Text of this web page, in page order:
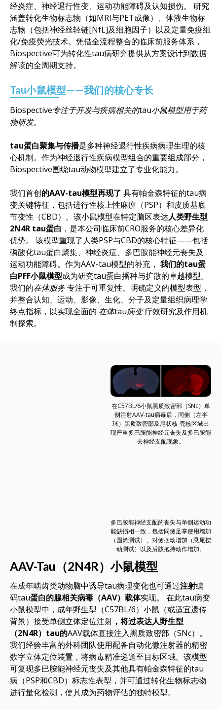
经炎症、神经退行性变、运动功能障碍及认知损伤。 研究
涵盖转化生物标志物（如MRI与PET成像）、体液生物标
志物（包括神经丝轻链[NfL]及细胞因子）以及定量免疫组
化/免疫荧光技术。凭借全流程整合的临床前服务体系，
Biospective可为转化性tau病研究提供从方案设计到数据
解读的全周期支持。
Tau小鼠模型——我们的核心专长
Biospective专注于开发与疾病相关的tau小鼠模型用于药
物研发。
tau蛋白聚集与传播是多种神经退行性疾病病理生理的核
心机制。作为神经退行性疾病模型组合的重要组成部分，
Biospective围绕tau动物模型建立了专业化能力。
我们首创的AAV-tau模型再现了 具有帕金森特征的tau病
变关键特征，包括进行性核上性麻痹（PSP）和皮质基底
节变性（CBD）。该小鼠模型在特定脑区表达人类野生型
2N4R tau蛋白 ，是本公司临床前CRO服务的核心差异化
优势。 该模型重现了人类PSP与CBD的核心特征——包括
磷酸化tau蛋白聚集、神经炎症、多巴胺能神经元丧失及
运动功能障碍。作为AAV-tau模型的补充， 我们的tau蛋
白PFF小鼠模型成为研究tau蛋白播种与扩散的卓越模型。
我们的在体服务专注于可重复性、明确定义的模型表型，
并整合认知、运动、影像、生化、分子及定量组织病理学
终点指标，以实现全面的 在体tau病变疗效研究及作用机
制探索。
在C57BL/6小鼠黑质致密部（SNc）单
侧注射AAV-tau病毒后，同侧（左半
球）黑质致密部及尾状核-壳核区域出
现严重多巴胺能神经元丧失及多巴胺能
去神经支配现象。
多巴胺能神经支配的丧失与单侧运动功
能缺损相一致，包括同侧足掌使用增加
（圆筒测试）、对侧摆动增加（悬尾摆
动测试）以及后肢抱持动作增加。
AAV-Tau（2N4R）小鼠模型
在成年啮齿类动物脑中诱导tau病理变化也可通过注射编
码tau蛋白的腺相关病毒（AAV）载体实现。 在此tau病变
小鼠模型中，成年野生型（C57BL/6）小鼠（或适宜遗传
背景）接受单侧立体定位注射 ，将过表达人野生型
（2N4R）tau的AAV载体直接注入黑质致密部（SNc）。
我们经验丰富的外科团队使用配备自动化微注射器的精密
数字立体定位装置，将病毒精准递送至目标区域。该模型
可复现多巴胺能神经元丧失及其他具有帕金森特征的tau
病（PSP和CBD）标志性表型，并可通过转化生物标志物
进行量化检测，使其成为药物评估的独特模型。